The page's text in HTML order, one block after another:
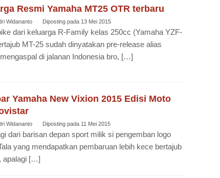
Resmi Yamaha MT25 OTR terbaru
Widananto Diposting pada 13 Mei 2015
dari keluarga R-Family kelas 250cc (Yamaha YZF-
MT-25 sudah dinyatakan pre-release alias
di jalanan Indonesia bro, […]
Yamaha New Vixion 2015 Edisi Moto
Widananto Diposting pada 11 Mei 2015
dari barisan depan sport milik si pengemban logo
yang mendapatkan pembaruan lebih kece bertajub
apalagi […]